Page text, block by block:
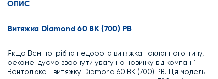
ОПИС
Витяжка Diamond 60 BK (700) PB
Якщо Вам потрібна недорога витяжка наклонного типу,
рекомендуємо звернути увагу на новинку від компанії
Вентолюкс - витяжку Diamond 60 BK (700) PB. Ця модель